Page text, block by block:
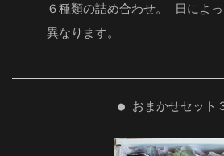
６種類の詰め合わせ。 日によ
異なります。
● おまかせセット